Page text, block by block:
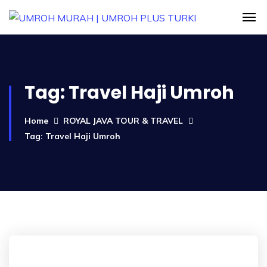
Tag:Travel Haji Umroh
Home
ROYAL JAVA TOUR & TRAVEL
Tag: Travel Haji Umroh